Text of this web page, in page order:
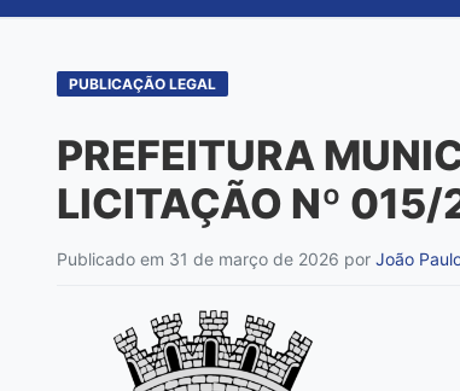
PUBLICAÇÃO LEGAL
PREFEITURA
LICITAÇÃO Nº
Publicado em 31 de março de 2026 por João